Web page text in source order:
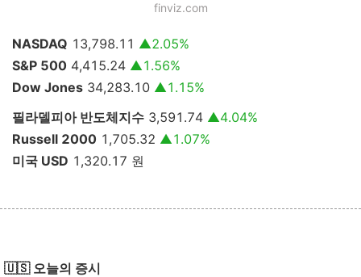
finviz.com
NASDAQ 13,798.11 ▲2.05%
S&P 500 4,415.24 ▲1.56%
Dow Jones 34,283.10 ▲1.15%
필라델피아 반도체지수 3,591.74 ▲4.04%
Russell 2000 1,705.32 ▲1.07%
미국 USD 1,320.17 원
🇺🇸 오늘의 증시